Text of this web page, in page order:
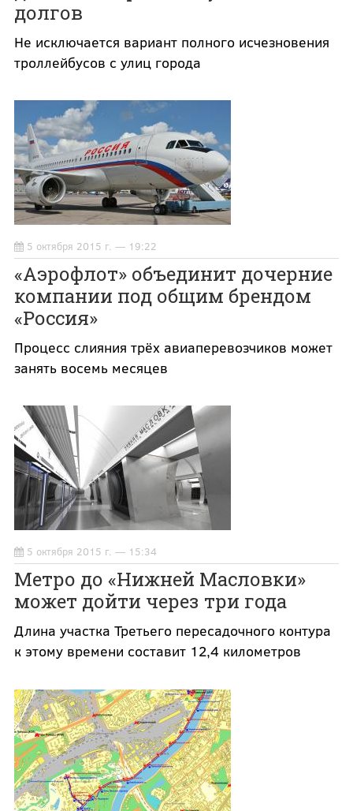
долгов
Не исключается вариант полного исчезновения
троллейбусов с улиц города
5 октября 2015 г. — 19:22
«Аэрофлот» объединит дочерние
компании под общим брендом
«Россия»
Процесс слияния трёх авиаперевозчиков может
занять восемь месяцев
5 октября 2015 г. — 15:34
Метро до «Нижней Масловки»
может дойти через три года
Длина участка Третьего пересадочного контура
к этому времени составит 12,4 километров